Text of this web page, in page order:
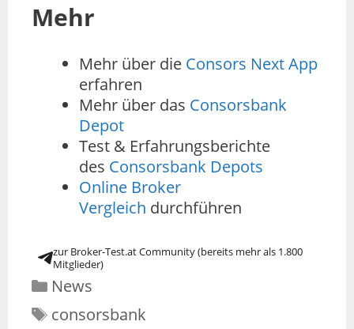
Mehr
Mehr über die Consors Next App
erfahren
Mehr über das Consorsbank
Depot
Test & Erfahrungsberichte
des Consorsbank Depots
Online Broker
Vergleich durchführen
zur Broker-Test.at Community (bereits mehr als 1.800
Mitglieder)
News
consorsbank